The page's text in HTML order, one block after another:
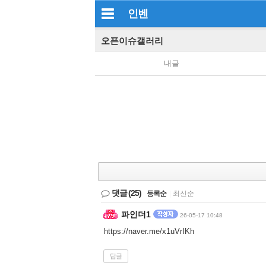
인벤
오픈이슈갤러리
내글
댓글(25) 등록순 최신순
파인더1 26-05-17 10:48
https://naver.me/x1uVrIKh
답글